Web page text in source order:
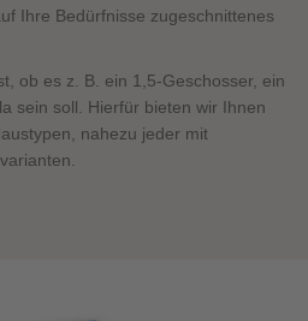
Ihre Bedürfnisse zugeschnittenes
ob es z. B. ein 1,5-Geschosser, ein
sein soll. Hierfür bieten wir Ihnen
nahezu jeder mit